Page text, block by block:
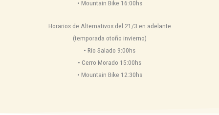
•⁠ ⁠Mountain Bike 16:00hs
Horarios de Alternativos del 21/3 en adelante
(temporada otoño invierno)
•⁠ ⁠Río Salado 9:00hs
•⁠ ⁠Cerro Morado 15:00hs
•⁠ ⁠Mountain Bike 12:30hs